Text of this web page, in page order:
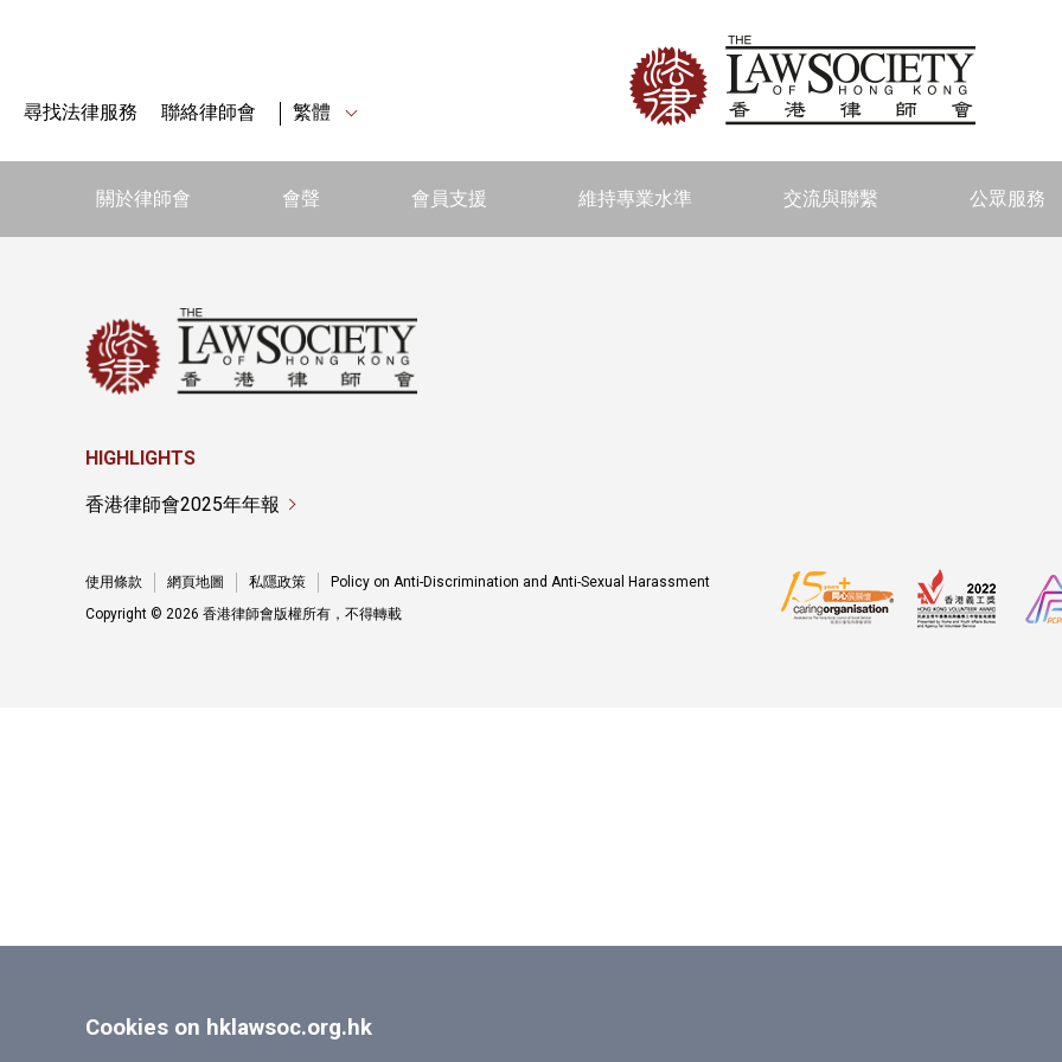
尋找法律服務 聯絡律師會 繁體
關於律師會 會聲 會員支援 維持專業水準 交流與聯繫 公眾服務
Cookies on hklawsoc.org.hk
HIGHLIGHTS
香港律師會2025年年報
使用條款 網頁地圖 私隱政策
Policy on Anti-Discrimination and Anti-Sexual Harassment
Copyright © 2026 香港律師會版權所有，不得轉載